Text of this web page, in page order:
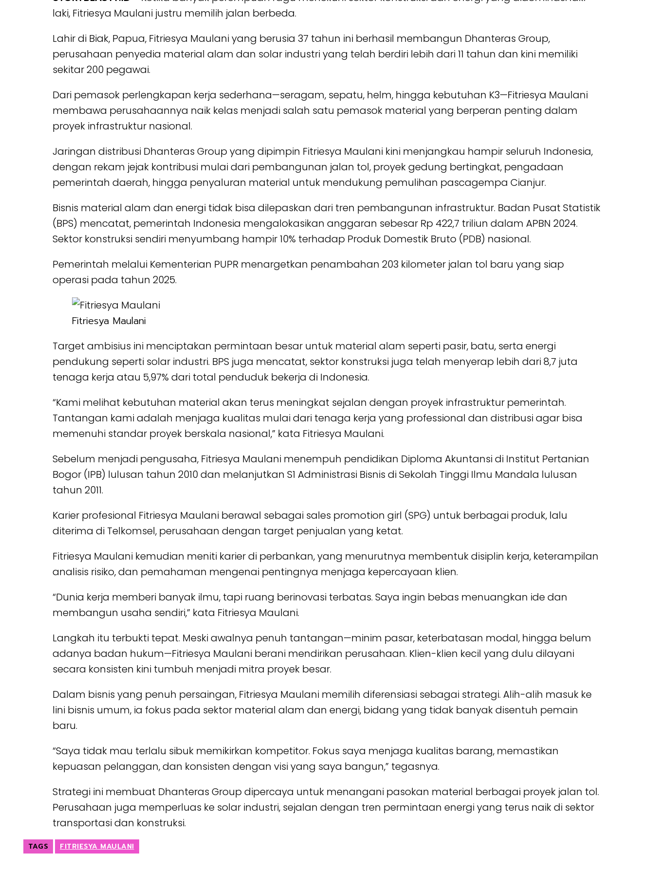
laki, Fitriesya Maulani justru memilih jalan berbeda.
Lahir di Biak, Papua, Fitriesya Maulani yang berusia 37 tahun ini berhasil membangun Dhanteras Group,
perusahaan penyedia material alam dan solar industri yang telah berdiri lebih dari 11 tahun dan kini memiliki
sekitar 200 pegawai.
Dari pemasok perlengkapan kerja sederhana—seragam, sepatu, helm, hingga kebutuhan K3—Fitriesya Maulani
membawa perusahaannya naik kelas menjadi salah satu pemasok material yang berperan penting dalam
proyek infrastruktur nasional.
Jaringan distribusi Dhanteras Group yang dipimpin Fitriesya Maulani kini menjangkau hampir seluruh Indonesia,
dengan rekam jejak kontribusi mulai dari pembangunan jalan tol, proyek gedung bertingkat, pengadaan
pemerintah daerah, hingga penyaluran material untuk mendukung pemulihan pascagempa Cianjur.
Bisnis material alam dan energi tidak bisa dilepaskan dari tren pembangunan infrastruktur. Badan Pusat Statistik
(BPS) mencatat, pemerintah Indonesia mengalokasikan anggaran sebesar Rp 422,7 triliun dalam APBN 2024.
Sektor konstruksi sendiri menyumbang hampir 10% terhadap Produk Domestik Bruto (PDB) nasional.
Pemerintah melalui Kementerian PUPR menargetkan penambahan 203 kilometer jalan tol baru yang siap
operasi pada tahun 2025.
Fitriesya Maulani
Target ambisius ini menciptakan permintaan besar untuk material alam seperti pasir, batu, serta energi
pendukung seperti solar industri. BPS juga mencatat, sektor konstruksi juga telah menyerap lebih dari 8,7 juta
tenaga kerja atau 5,97% dari total penduduk bekerja di Indonesia.
“Kami melihat kebutuhan material akan terus meningkat sejalan dengan proyek infrastruktur pemerintah.
Tantangan kami adalah menjaga kualitas mulai dari tenaga kerja yang professional dan distribusi agar bisa
memenuhi standar proyek berskala nasional,” kata Fitriesya Maulani.
Sebelum menjadi pengusaha, Fitriesya Maulani menempuh pendidikan Diploma Akuntansi di Institut Pertanian
Bogor (IPB) lulusan tahun 2010 dan melanjutkan S1 Administrasi Bisnis di Sekolah Tinggi Ilmu Mandala lulusan
tahun 2011.
Karier profesional Fitriesya Maulani berawal sebagai sales promotion girl (SPG) untuk berbagai produk, lalu
diterima di Telkomsel, perusahaan dengan target penjualan yang ketat.
Fitriesya Maulani kemudian meniti karier di perbankan, yang menurutnya membentuk disiplin kerja, keterampilan
analisis risiko, dan pemahaman mengenai pentingnya menjaga kepercayaan klien.
“Dunia kerja memberi banyak ilmu, tapi ruang berinovasi terbatas. Saya ingin bebas menuangkan ide dan
membangun usaha sendiri,” kata Fitriesya Maulani.
Langkah itu terbukti tepat. Meski awalnya penuh tantangan—minim pasar, keterbatasan modal, hingga belum
adanya badan hukum—Fitriesya Maulani berani mendirikan perusahaan. Klien-klien kecil yang dulu dilayani
secara konsisten kini tumbuh menjadi mitra proyek besar.
Dalam bisnis yang penuh persaingan, Fitriesya Maulani memilih diferensiasi sebagai strategi. Alih-alih masuk ke
lini bisnis umum, ia fokus pada sektor material alam dan energi, bidang yang tidak banyak disentuh pemain
baru.
“Saya tidak mau terlalu sibuk memikirkan kompetitor. Fokus saya menjaga kualitas barang, memastikan
kepuasan pelanggan, dan konsisten dengan visi yang saya bangun,” tegasnya.
Strategi ini membuat Dhanteras Group dipercaya untuk menangani pasokan material berbagai proyek jalan tol.
Perusahaan juga memperluas ke solar industri, sejalan dengan tren permintaan energi yang terus naik di sektor
transportasi dan konstruksi.
TAGS FITRIESYA MAULANI